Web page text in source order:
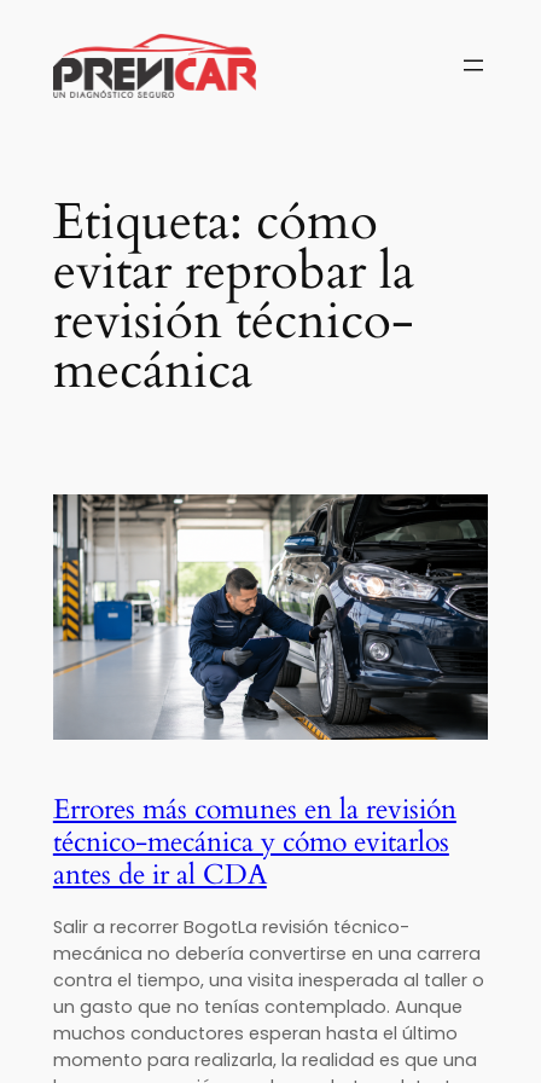
contenido
Etiqueta: cómo
evitar reprobar la
revisión técnico-
mecánica
Errores más comunes en la revisión
técnico-mecánica y cómo evitarlos
antes de ir al CDA
Salir a recorrer BogotLa revisión técnico-
mecánica no debería convertirse en una carrera
contra el tiempo, una visita inesperada al taller o
un gasto que no tenías contemplado. Aunque
muchos conductores esperan hasta el último
momento para realizarla, la realidad es que una